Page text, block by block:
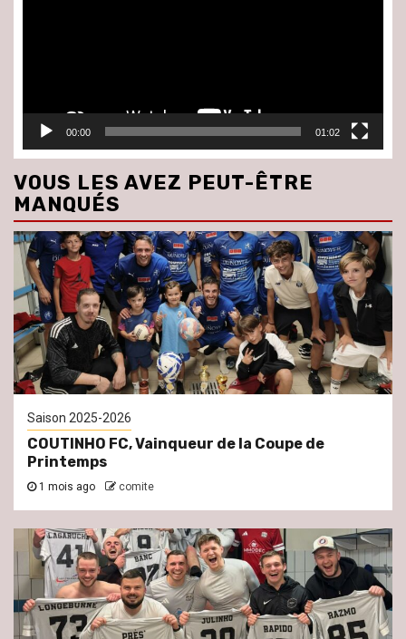
00:00 01:02
VOUS LES AVEZ PEUT-ÊTRE
MANQUÉS
Saison 2025-2026
COUTINHO FC, Vainqueur de la Coupe de
Printemps
1 mois ago comite